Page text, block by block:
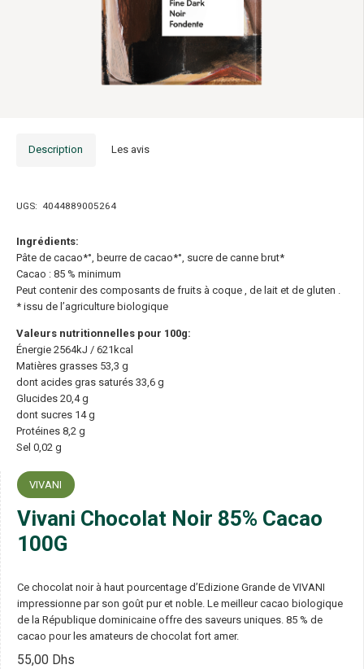
Description Les avis
UGS: 4044889005264
Ingrédients:
Pâte de cacao*°, beurre de cacao*°, sucre de canne brut*
Cacao : 85 % minimum
Peut contenir des composants de fruits à coque , de lait et de gluten .
* issu de l’agriculture biologique
Valeurs nutritionnelles pour 100g:
Énergie 2564kJ / 621kcal
Matières grasses 53,3 g
dont acides gras saturés 33,6 g
Glucides 20,4 g
dont sucres 14 g
Protéines 8,2 g
Sel 0,02 g
VIVANI
Vivani Chocolat Noir 85% Cacao
100G
Ce chocolat noir à haut pourcentage d’Edizione Grande de VIVANI
impressionne par son goût pur et noble. Le meilleur cacao biologique
de la République dominicaine offre des saveurs uniques. 85 % de
cacao pour les amateurs de chocolat fort amer.
55,00 Dhs